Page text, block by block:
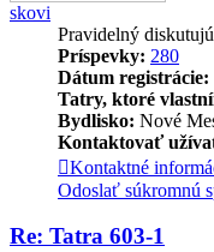
skovi
Pravidelný
Príspevky: 280
Dátum registrácie:
Tatry, ktoré
Bydlisko: Nové
Kontaktovať
Kontaktné
Odoslať súkromnú
Re: Tatra 603-1